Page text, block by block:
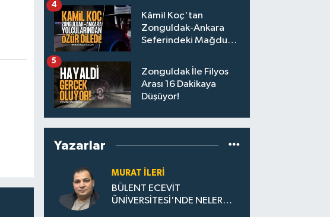
Kâmil Koç'tan
Zonguldak-Ankara
Seferindeki Mağdur
4
Zonguldak İle Filyos
Arası 16 Dakikaya
Düşüyor!
5
Yazarlar
MURAT İLERI
BÜLENT ECEVİT
ÜNİVERSİTESİ'NDE NELER